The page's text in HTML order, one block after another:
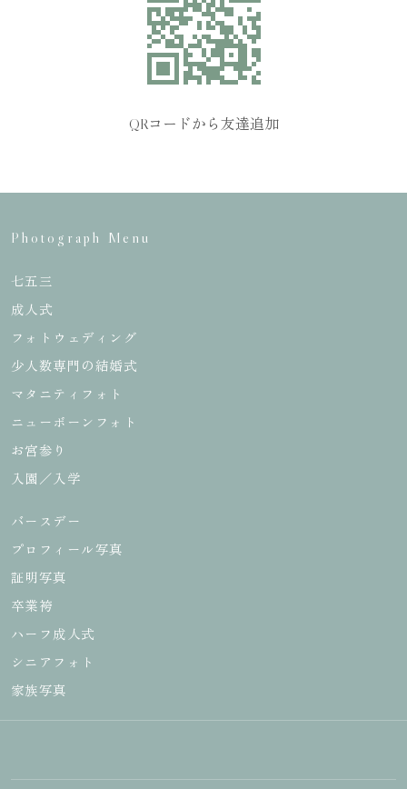
QRコードから友達追加
Photograph Menu
七五三
成人式
フォトウェディング
少人数専門の結婚式
マタニティフォト
ニューボーンフォト
お宮参り
入園／入学
バースデー
プロフィール写真
証明写真
卒業袴
ハーフ成人式
シニアフォト
家族写真